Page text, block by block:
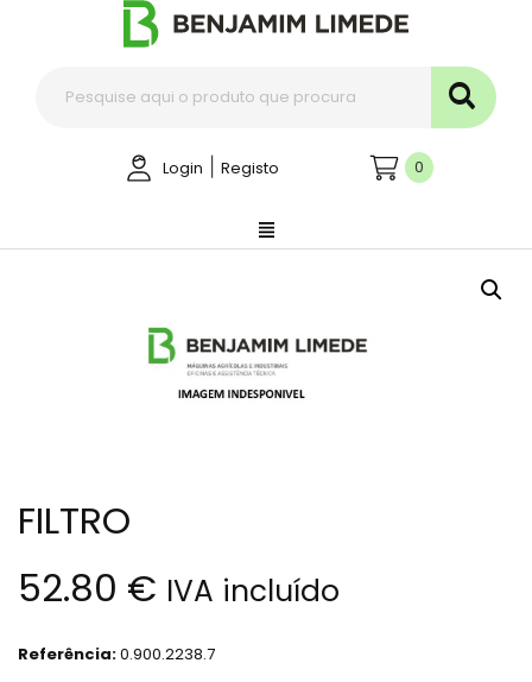
Login Registo 0
FILTRO
52.80 € IVA incluído
Referência:0.900.2238.7